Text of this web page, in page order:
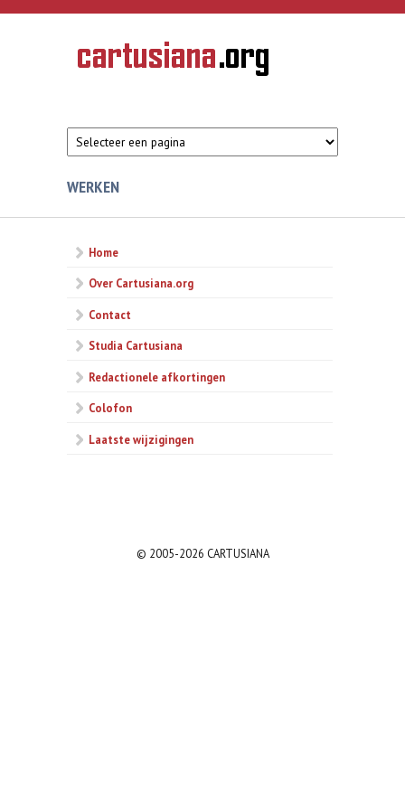
Overslaan en naar de inhoud gaan
CARTUSIANA
Geschiedenis
van de
WERKEN
Home
Over Cartusiana.org
Contact
Studia Cartusiana
Redactionele afkortingen
Colofon
Laatste wijzigingen
© 2005-2026 CARTUSIANA